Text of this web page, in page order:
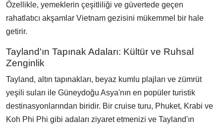
Özellikle, yemeklerin çeşitliliği ve güvertede geçen
rahatlatıcı akşamlar Vietnam gezisini mükemmel bir hale
getirir.
Tayland'ın Tapınak Adaları: Kültür ve Ruhsal
Zenginlik
Tayland, altın tapınakları, beyaz kumlu plajları ve zümrüt
yeşili suları ile Güneydoğu Asya'nın en popüler turistik
destinasyonlarından biridir. Bir cruise turu, Phuket, Krabi ve
Koh Phi Phi gibi adaları ziyaret etmenizi ve Tayland'ın